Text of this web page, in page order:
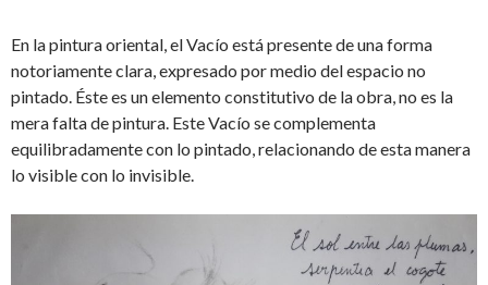
En la pintura oriental, el Vacío está presente de una forma
notoriamente clara, expresado por medio del espacio no
pintado. Éste es un elemento constitutivo de la obra, no es la
mera falta de pintura. Este Vacío se complementa
equilibradamente con lo pintado, relacionando de esta manera
lo visible con lo invisible.